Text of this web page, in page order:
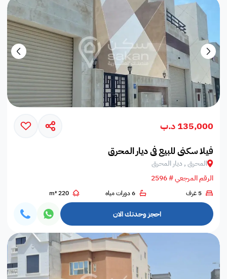
135,000 د.ب
فيلا سكني للبيع في ديار المحرق
المحرق , ديار المحرق
الرقم المرجعي # 2596
5 غرف 6 دورات مياه 220 m²
احجز وحدتك الان